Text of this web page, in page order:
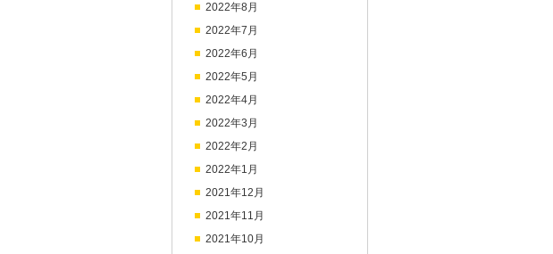
2022年8月
2022年7月
2022年6月
2022年5月
2022年4月
2022年3月
2022年2月
2022年1月
2021年12月
2021年11月
2021年10月